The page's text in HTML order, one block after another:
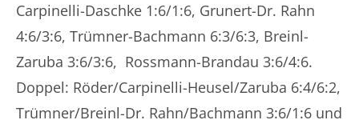
Carpinelli-Daschke 1:6/1:6, Grunert-Dr. Rahn
4:6/3:6, Trümner-Bachmann 6:3/6:3, Breinl-
Zaruba 3:6/3:6, Rossmann-Brandau 3:6/4:6.
Doppel: Röder/Carpinelli-Heusel/Zaruba 6:4/6:2,
Trümner/Breinl-Dr. Rahn/Bachmann 3:6/1:6 und